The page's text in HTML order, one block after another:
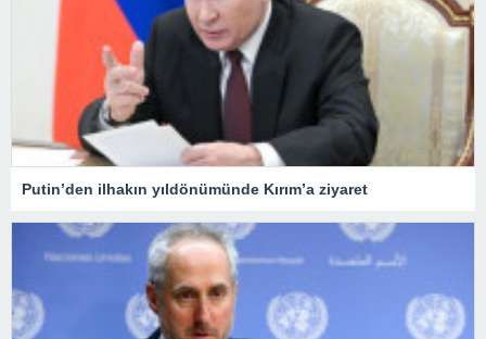
Putin’den ilhakın yıldönümünde Kırım’a ziyaret